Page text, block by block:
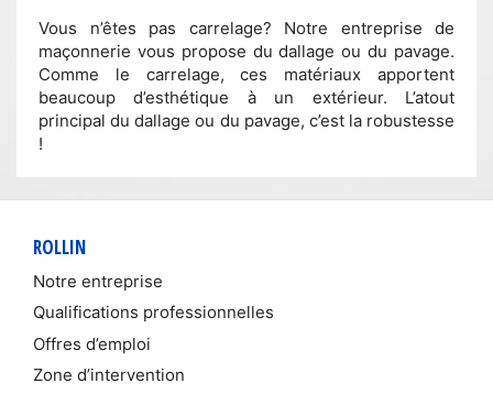
Vous n’êtes pas carrelage? Notre entreprise de
maçonnerie vous propose du dallage ou du pavage.
Comme le carrelage, ces matériaux apportent
beaucoup d’esthétique à un extérieur. L’atout
principal du dallage ou du pavage, c’est la robustesse
!
ROLLIN
Notre entreprise
Qualifications professionnelles
Offres d’emploi
Zone d’intervention